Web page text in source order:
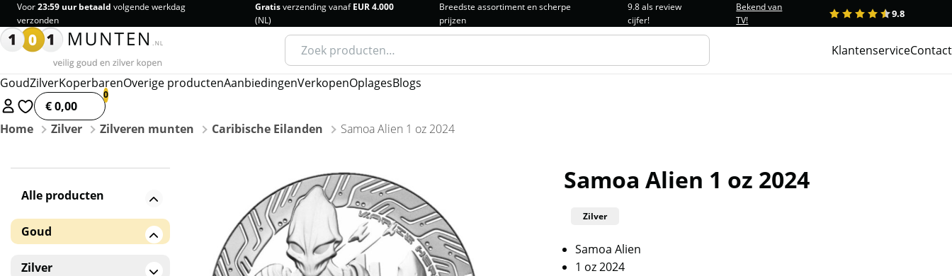
Voor23:59 uur betaald volgende werkdag
verzonden
Gratisverzending vanafEUR 4.000
(NL)
Breedste assortiment en scherpe
prijzen
9.8 als review
cijfer!
Bekend van
TV!
1 2 3 4 5 9.8
Zoeken
naar:
KlantenserviceContact
GoudZilverKoperbarenOverige productenAanbiedingenVerkopenOplagesBlogs
€ 0,00
Home
Zilver Zilveren munten Caribische Eilanden Samoa Alien 1 oz 2024
Samoa Alien 1 oz 2024
Zilver
Samoa Alien
1 oz 2024
Alle producten
Goud
Gouden baren
Zilver